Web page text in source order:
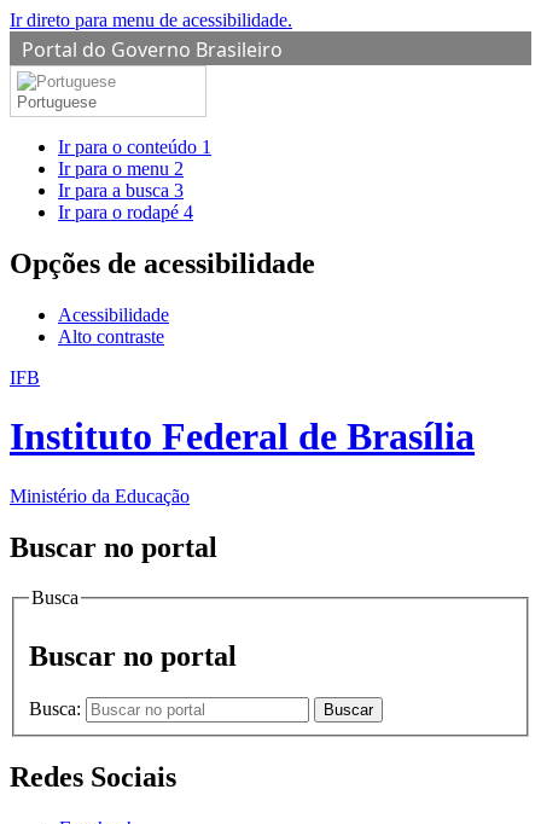
Ir direto para menu de acessibilidade.
Portal do Governo Brasileiro
Portuguese
Ir para o conteúdo 1
Ir para o menu 2
Ir para a busca 3
Ir para o rodapé 4
Opções de acessibilidade
Acessibilidade
Alto contraste
IFB
Instituto Federal de Brasília
Ministério da Educação
Buscar no portal
Busca
Buscar no portal
Busca: Buscar
Redes Sociais